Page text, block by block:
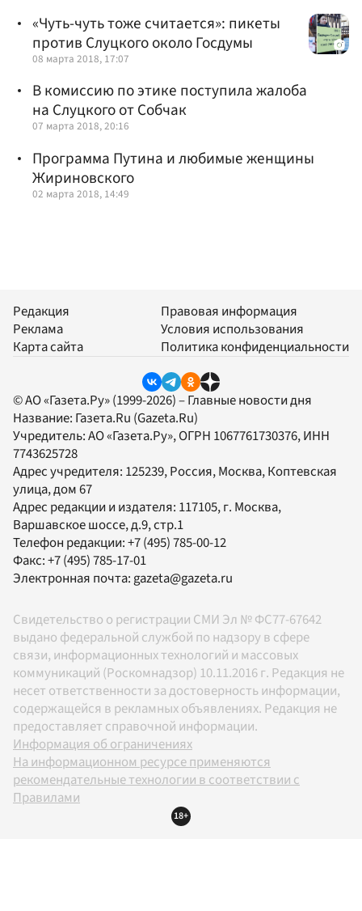
«Чуть-чуть тоже считается»: пикеты
против Слуцкого около Госдумы
08 марта 2018, 17:07
В комиссию по этике поступила жалоба
на Слуцкого от Собчак
07 марта 2018, 20:16
Программа Путина и любимые женщины
Жириновского
02 марта 2018, 14:49
Редакция
Реклама
Карта сайта
Правовая информация
Условия использования
Политика конфиденциальности
© АО «Газета.Ру» (1999-2026) – Главные новости дня
Название: Газета.Ru (Gazeta.Ru)
Учредитель:АО «Газета.Ру», ОГРН 1067761730376, ИНН
7743625728
Адрес учредителя: 125239, Россия, Москва, Коптевская
улица, дом 67
Адрес редакции и издателя: 117105, г. Москва,
Варшавское шоссе, д.9, стр.1
Телефон редакции:+7 (495) 785-00-12
Факс:+7 (495) 785-17-01
Электронная почта:gazeta@gazeta.ru
Свидетельство о регистрации СМИ Эл № ФС77-67642
выдано федеральной службой по надзору в сфере
связи, информационных технологий и массовых
коммуникаций (Роскомнадзор) 10.11.2016 г. Редакция не
несет ответственности за достоверность информации,
содержащейся в рекламных объявлениях. Редакция не
предоставляет справочной информации.
Информация об ограничениях
На информационном ресурсе применяются
рекомендательные технологии в соответствии с
Правилами
18+